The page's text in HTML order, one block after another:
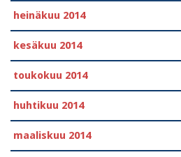
heinäkuu 2014
kesäkuu 2014
toukokuu 2014
huhtikuu 2014
maaliskuu 2014